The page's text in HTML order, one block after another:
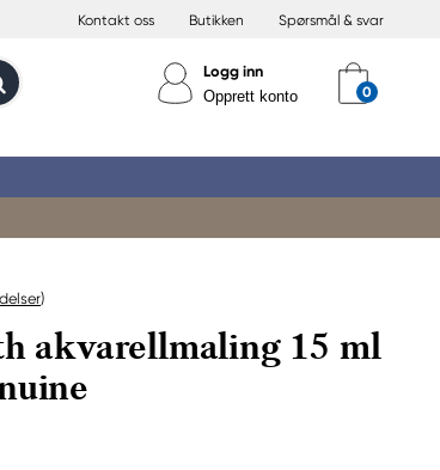
Kontakt oss Butikken Spørsmål & svar
Logg inn
Opprett konto
)
akvarellmaling 15 ml